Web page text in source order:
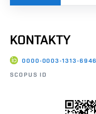
KONTAKTY
0000-0003-1313-6946
SCOPUS ID